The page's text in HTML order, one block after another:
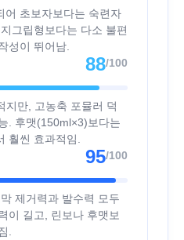
어 초보자보다는 숙련자
그립형보다는 다소 불편
성이 뛰어남.
88/100
지만, 고농축 포뮬러 덕
. 후맷(150ml×3)보다는
훨씬 효과적임.
95/100
제거력과 발수력 모두
이 길고, 린보나 후맷보
.